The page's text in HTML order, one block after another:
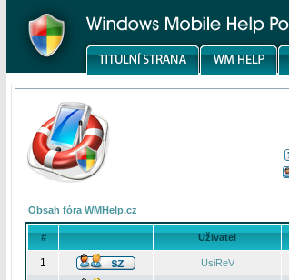
Obsah fóra WMHelp.cz
# Uživatel
1 UsiReV